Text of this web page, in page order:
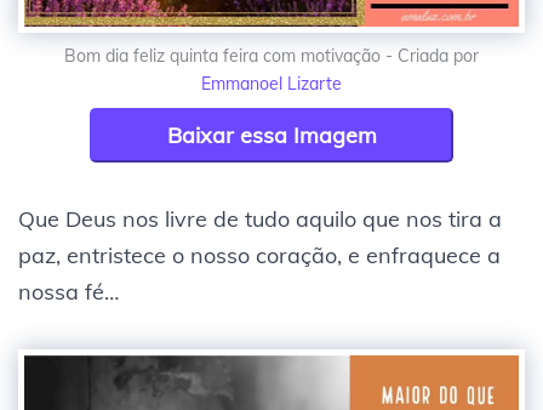
Bom dia feliz quinta feira com motivação - Criada por
Emmanoel Lizarte
Baixar essa Imagem
Que Deus nos livre de tudo aquilo que nos tira a
paz, entristece o nosso coração, e enfraquece a
nossa fé…